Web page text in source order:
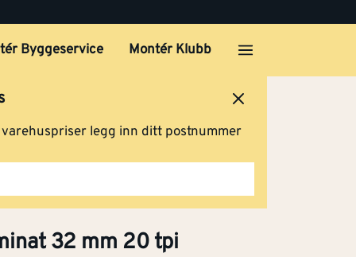
Byggeservice Montér Klubb
legg inn ditt postnummer
32 mm 20 tpi
Klikk og hent